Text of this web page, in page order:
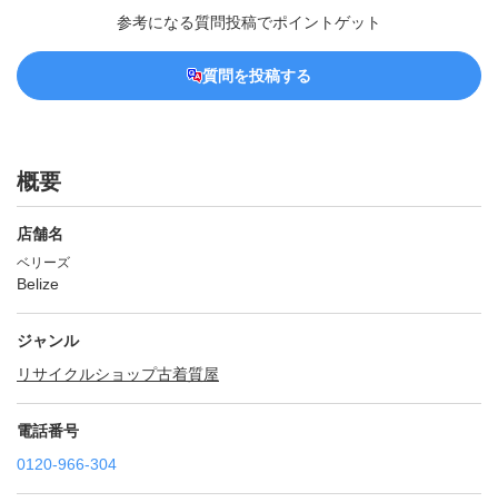
参考になる質問投稿でポイントゲット
質問を投稿する
概要
店舗名
ベリーズ
Belize
ジャンル
リサイクルショップ古着質屋
電話番号
0120-966-304